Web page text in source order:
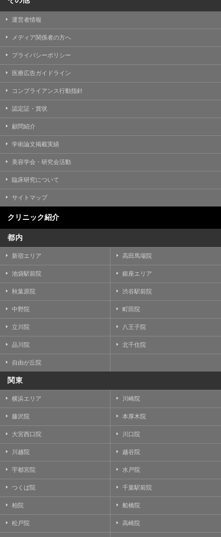
運営者情報
メディア関係者の方へ
プライバシーポリシー
医療広告ガイドライン
コンプライアンス行動指針
認定証・賞状
顧問紹介
学術論文掲載実績
美容学会・研究会活動
臨床研究について
サイトマップ
クリニック紹介
都内
新宿エリア 高田馬場院
池袋駅前院 銀座エリア
秋葉原院 渋谷駅前院
中野院 町田院
立川院 八王子院
品川院 北千住院
自由が丘院
関東
横浜エリア 川崎院
藤沢院 本厚木院
大宮西口院 川口院
川越院 越谷院
宇都宮院 水戸院
つくば院 千葉駅前院
柏院 船橋院
松戸院 高崎院